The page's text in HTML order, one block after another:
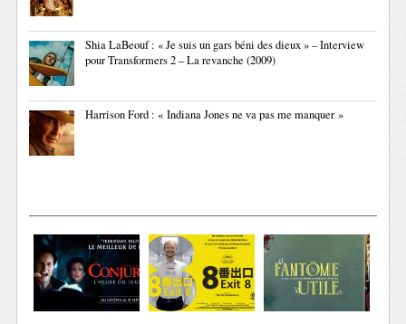
Shia LaBeouf : « Je suis un gars béni des dieux » – Interview
pour Transformers 2 – La revanche (2009)
Harrison Ford : « Indiana Jones ne va pas me manquer »